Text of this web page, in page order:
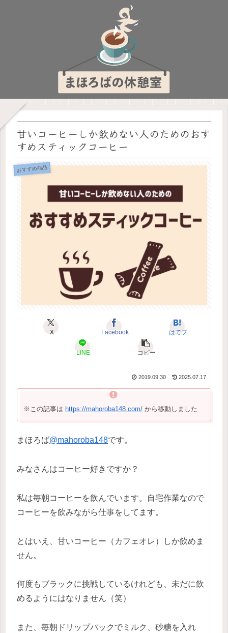
甘いコーヒーしか飲めない人のためのおす
すめスティックコーヒー
おすすめ商品
X Facebook はてブ
LINE コピー
2019.09.30 2025.07.17
※この記事は https://mahoroba148.com/ から移動しました
まほろば@mahoroba148です。
みなさんはコーヒー好きですか？
私は毎朝コーヒーを飲んでいます。自宅作業なので
コーヒーを飲みながら仕事をしてます。
とはいえ、甘いコーヒー（カフェオレ）しか飲めま
せん。
何度もブラックに挑戦しているけれども、未だに飲
めるようにはなりません（笑）
また、毎朝ドリップパックでミルク、砂糖を入れ